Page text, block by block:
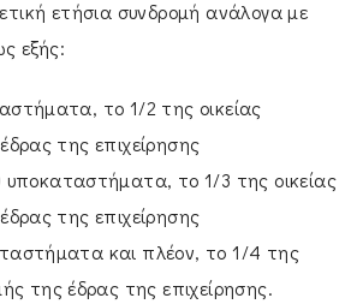
ετήσια συνδρομή ανάλογα με
εξής:
το 1/2 της οικείας
της επιχείρησης
το 1/3 της οικείας
της επιχείρησης
και πλέον, το 1/4 της
της έδρας της επιχείρησης.